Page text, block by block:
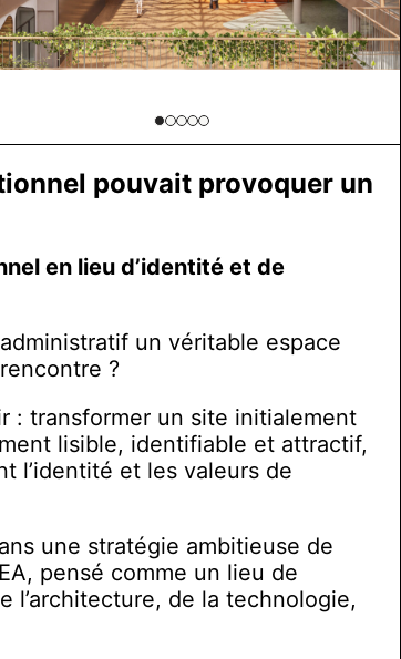
pouvait provoquer un
en lieu d’identité et de
un véritable espace
?
: transformer un site initialement
lisible, identifiable et attractif,
l’identité et les valeurs de
une stratégie ambitieuse de
pensé comme un lieu de
l’architecture, de la technologie,